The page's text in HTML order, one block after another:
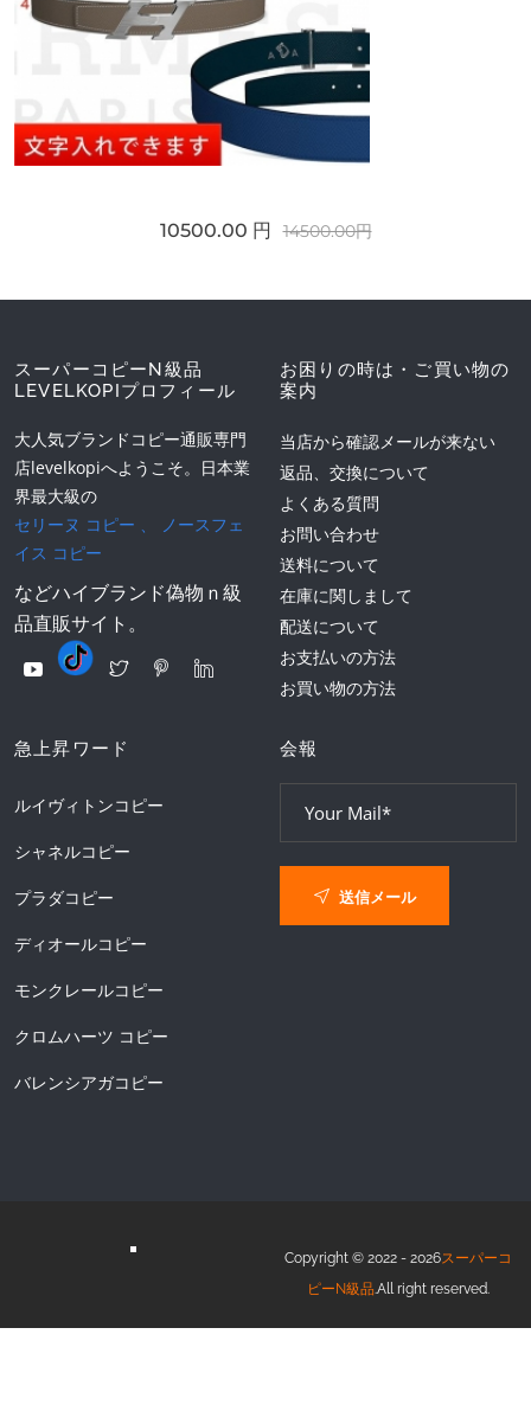
10500.00 円 14500.00円
スーパーコピーN級品
LEVELKOPIプロフィール
大人気ブランドコピー通販専門
店levelkopiへようこそ。日本業
界最大級の
セリーヌ コピー 、
ノースフェ
イス コピー
などハイブランド偽物ｎ級
品直販サイト。
お困りの時は・ご買い物の
案内
当店から確認メールが来ない
返品、交換について
よくある質問
お問い合わせ
送料について
在庫に関しまして
配送について
お支払いの方法
お買い物の方法
急上昇ワード
ルイヴィトンコピー
シャネルコピー
プラダコピー
ディオールコピー
モンクレールコピー
クロムハーツ コピー
バレンシアガコピー
会報
送信メール
Copyright © 2022 - 2026スーパーコ
ピーN級品.All right reserved.